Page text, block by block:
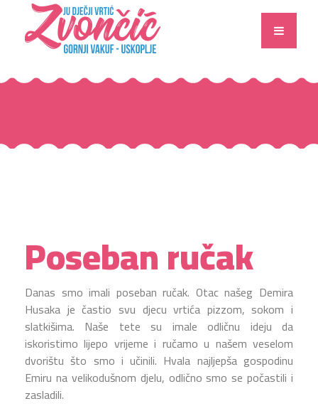
Poseban ručak
Danas smo imali poseban ručak. Otac našeg Demira
Husaka je častio svu djecu vrtića pizzom, sokom i
slatkišima. Naše tete su imale odličnu ideju da
iskoristimo lijepo vrijeme i ručamo u našem veselom
dvorištu što smo i učinili. Hvala najljepša gospodinu
Emiru na velikodušnom djelu, odlično smo se počastili i
zasladili.